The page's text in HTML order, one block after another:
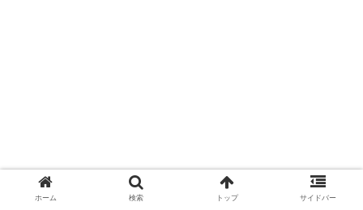
ホーム 検索 トップ サイドバー